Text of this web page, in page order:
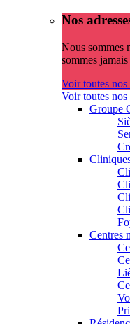
Nos
Nous sommes
sommes
Voir toutes nos
Voir toutes nos
Groupe
Centres